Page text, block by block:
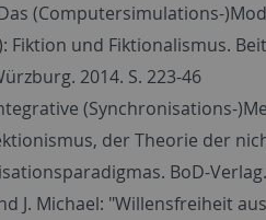
(Computersimulations-
Fiktion und Fiktionalismus.
2014. S. 223-46
(Synchronisations-
der Theorie der
BoD-
J. Michael: "Willensfreiheit